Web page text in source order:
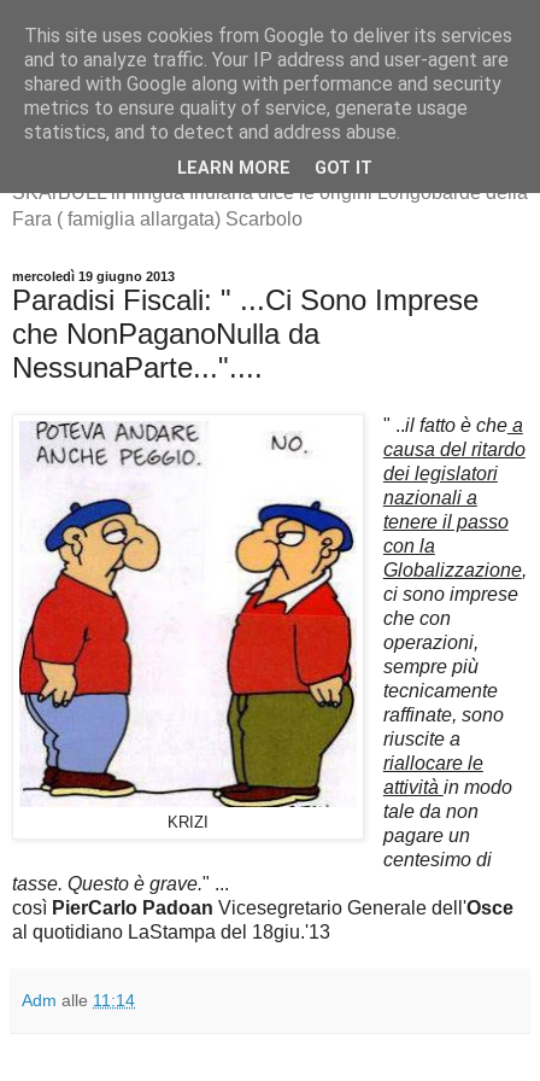
SKArBULL -Scarbolo-
SKArBULL in lingua friulana dice le origini Longobarde della
Fara ( famiglia allargata) Scarbolo
mercoledì 19 giugno 2013
Paradisi Fiscali: " ...Ci Sono Imprese
che NonPaganoNulla da
NessunaParte..."....
KRIZI
" ..il fatto è chea
causa del ritardo
dei legislatori
nazionali a
tenere il passo
con la
Globalizzazione,
ci sono imprese
che con
operazioni,
sempre più
tecnicamente
raffinate, sono
riuscite a
riallocare le
attività in modo
tale da non
pagare un
centesimo di
tasse. Questo è grave." ...
così PierCarlo Padoan Vicesegretario Generale dell'Osce
al quotidiano LaStampa del 18giu.'13
Adm alle 11:14
This site uses cookies from Google to deliver its services
and to analyze traffic. Your IP address and user-agent are
shared with Google along with performance and security
metrics to ensure quality of service, generate usage
statistics, and to detect and address abuse.
LEARN MORE GOT IT